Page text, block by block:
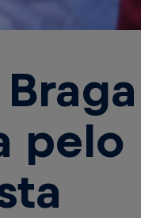
pelo